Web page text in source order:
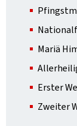
Mariä
Erster
Zweiter